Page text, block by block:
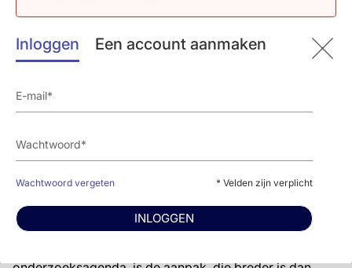
Inloggen Een account aanmaken
Wachtwoord vergeten * Velden zijn verplicht
INLOGGEN
te komen die voor iedereen de urgentie onderstreepten
begeleidingscommissie zag daarop toe. Arthur Wilde,
onderzoeker en voorzitter van de
geraadpleegd dat we ons tijdens het proces ons wel
eens zorgen maakten dat we straks een agenda met
opvallend: onderzoekers, zorgverleners, patiënten en
eens.”
Een brede agenda